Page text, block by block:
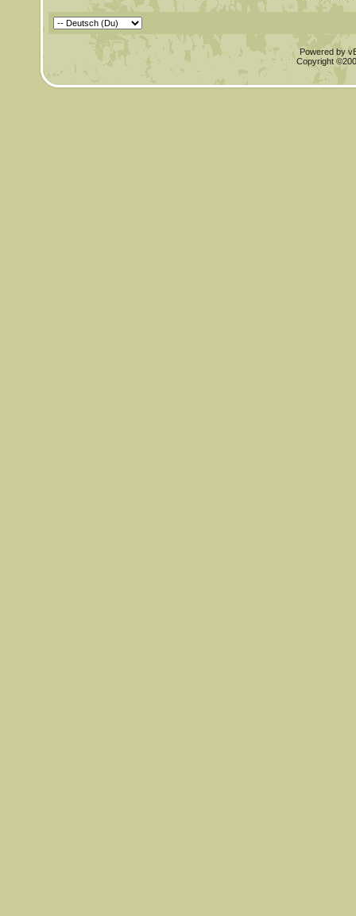
Powered by
Copyright